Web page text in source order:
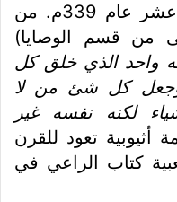
في عظته الفصحيّة الحادية عشر عام 339م. من
من قسم الوصايا)
واحد الذي خلق كل
وجعل كل شئ من لا
لكنه نفسه غير
أثيوبية تعود للقرن
كتاب الراعي في